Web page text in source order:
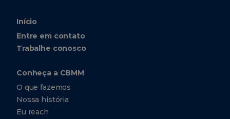
Início
Entre em contato
Trabalhe conosco
Conheça a CBMM
O que fazemos
Nossa história
Eu reach